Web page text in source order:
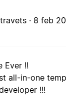
· 8 feb
Ever !!
all-in-one
!!!